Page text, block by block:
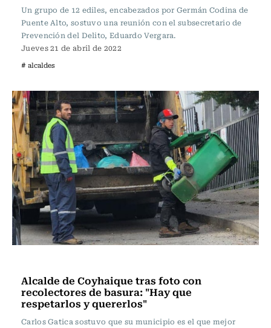
Un grupo de 12 ediles, encabezados por Germán Codina de
Puente Alto, sostuvo una reunión con el subsecretario de
Prevención del Delito, Eduardo Vergara.
Jueves 21 de abril de 2022
# alcaldes
Alcalde de Coyhaique tras foto con
recolectores de basura: "Hay que
respetarlos y quererlos"
Carlos Gatica sostuvo que su municipio es el que mejor